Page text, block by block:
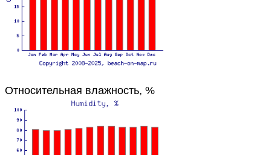
Относительная влажность, %